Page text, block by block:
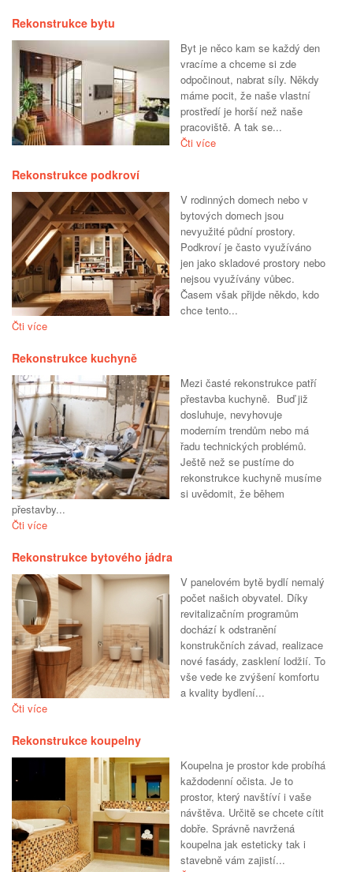
Rekonstrukce bytu
Byt je něco kam se každý den
vracíme a chceme si zde
odpočinout, nabrat síly. Někdy
máme pocit, že naše vlastní
prostředí je horší než naše
pracoviště. A tak se...
Čti více
Rekonstrukce podkroví
V rodinných domech nebo v
bytových domech jsou
nevyužité půdní prostory.
Podkroví je často využíváno
jen jako skladové prostory nebo
nejsou využívány vůbec.
Časem však přijde někdo, kdo
chce tento...
Čti více
Rekonstrukce kuchyně
Mezi časté rekonstrukce patří
přestavba kuchyně. Buď již
dosluhuje, nevyhovuje
moderním trendům nebo má
řadu technických problémů.
Ještě než se pustíme do
rekonstrukce kuchyně musíme
si uvědomit, že během
přestavby...
Čti více
Rekonstrukce bytového jádra
V panelovém bytě bydlí nemalý
počet našich obyvatel. Díky
revitalizačním programům
dochází k odstranění
konstrukčních závad, realizace
nové fasády, zasklení lodžií. To
vše vede ke zvýšení komfortu
a kvality bydlení...
Čti více
Rekonstrukce koupelny
Koupelna je prostor kde probíhá
každodenní očista. Je to
prostor, který navštíví i vaše
návštěva. Určitě se chcete cítit
dobře. Správně navržená
koupelna jak esteticky tak i
stavebně vám zajistí...